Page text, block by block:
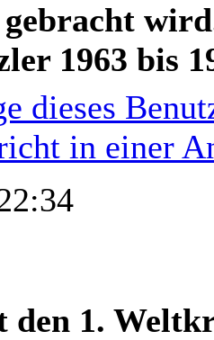
gebracht
1963 bis
den 1.